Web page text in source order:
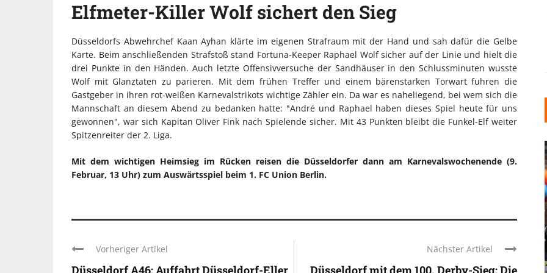
Elfmeter-Killer Wolf sichert den Sieg
Düsseldorfs Abwehrchef Kaan Ayhan klärte im eigenen Strafraum mit der Hand und sah dafür die Gelbe
Karte. Beim anschließenden Strafstoß stand Fortuna-Keeper Raphael Wolf sicher auf der Linie und hielt die
drei Punkte in den Händen. Auch letzte Offensivversuche der Sandhäuser in den Schlussminuten wusste
Wolf mit Glanztaten zu parieren. Mit dem frühen Treffer und einem bärenstarken Torwart fuhren die
Gastgeber in ihren rot-weißen Karnevalstrikots wichtige Zähler ein. Da war es naheliegend, bei wem sich die
Mannschaft an diesem Abend zu bedanken hatte: "André und Raphael haben dieses Spiel heute für uns
gewonnen", war sich Kapitan Oliver Fink nach Spielende sicher. Mit 43 Punkten bleibt die Funkel-Elf weiter
Spitzenreiter der 2. Liga.
Mit dem wichtigen Heimsieg im Rücken reisen die Düsseldorfer dann am Karnevalswochenende (9.
Februar, 13 Uhr) zum Auswärtsspiel beim 1. FC Union Berlin.
Vorheriger Artikel Nächster Artikel
KUNSTSTOFFFENSTER DEN